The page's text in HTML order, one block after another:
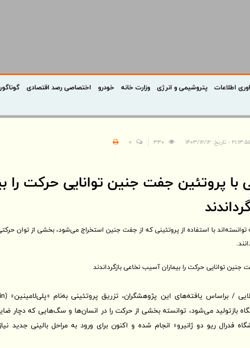
اطلاعات پتروشیمی و انرژی وزارت خانه خودرو اختصاصی رصد اقتصادی
0
با پروتئین جفت جنین توانایی حرکت را
با استفاده از پروتئینی که از جفت جنین استخراج می‌شود، بخشی از توان
بازتولید می‌شود، توانسته بخشی از حرکت را در انسان‌ها و سگ‌هایی که دچار
فدرال ریو دو ژانیرو» انجام شده و اکنون برای ورود به مراحل بالینی جدید